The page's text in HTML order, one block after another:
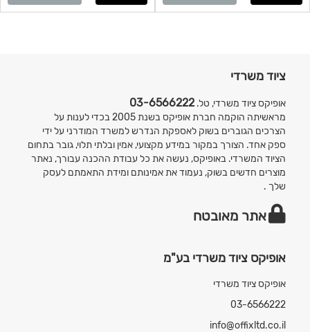
ציוד משרדי
אופיקס ציוד משרדי, טל. 03-6566222
מראשיתה הוקמה חברת אופיקס בשנת 2005 בכדי לענות על
הצרכים הגוברים בשוק לאספקת הנדרש למשרד המודרני על ידי
ספק אחד. הצורך במקור במידע מקצועי, אמין ובלתי תלוי, גובר בתחום
הציוד המשרדי. באופיקס, נעשה את כל עבודת ההכנה עבורך, נאתר
מוצרים חדשים בשוק, נעמוד את אמינותם ומידת התאמתם לעסק
שלך .
אתר מאובטח
אופיקס ציוד משרדי בע"מ
אופיקס ציוד משרדי
03-6566222
info@offixltd.co.il